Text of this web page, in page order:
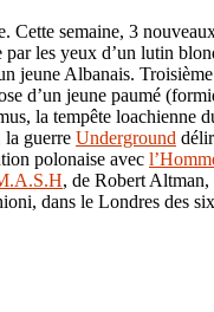
semaine, 3
les yeux d’un lutin
jeune Albanais.
d’un jeune paumé
la tempête loachienne
la guerre Underground
polonaise avec
, de Robert Altman,
dans le Londres des